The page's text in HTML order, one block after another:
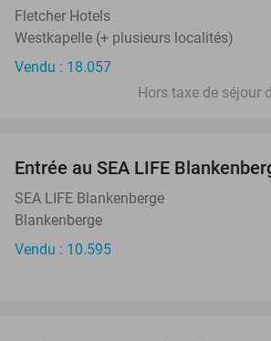
Fletcher Hotels
Westkapelle (+ plusieurs localités)
Vendu : 18.057
Hors taxe de séjour
Entrée au SEA LIFE
SEA LIFE Blankenberge
Blankenberge
Vendu : 10.595